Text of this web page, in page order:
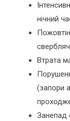
нічний
Втрата
(запори
Занепад